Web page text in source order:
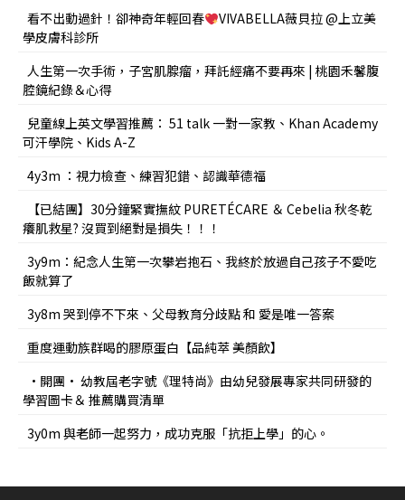
看不出動過針！卻神奇年輕回春
VIVABELLA薇貝拉 @上立美
學皮膚科診所
人生第一次手術，子宮肌腺瘤，拜託經痛不要再來 | 桃園禾馨腹
腔鏡紀錄＆心得
兒童線上英文學習推薦： 51 talk 一對一家教、Khan Academy
可汗學院、Kids A-Z
4y3m ：視力檢查、練習犯錯、認識華德福
【已結團】30分鐘緊實撫紋 PURETÉCARE ＆ Cebelia 秋冬乾
癢肌救星? 沒買到絕對是損失！！！
3y9m：紀念人生第一次攀岩抱石、我終於放過自己孩子不愛吃
飯就算了
3y8m 哭到停不下來、父母教育分歧點 和 愛是唯一答案
重度運動族群喝的膠原蛋白【品純萃 美顏飲】
•開團• 幼教屆老字號《理特尚》由幼兒發展專家共同研發的
學習圖卡＆ 推薦購買清單
3y0m 與老師一起努力，成功克服「抗拒上學」的心。